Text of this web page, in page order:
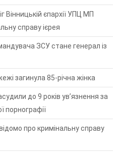
Вінницькій єпархії УПЦ МП
справу ієрея
ЗСУ стане генерал із
загинула 85-річна жінка
до 9 років ув’язнення за
порнографії
про кримінальну справу